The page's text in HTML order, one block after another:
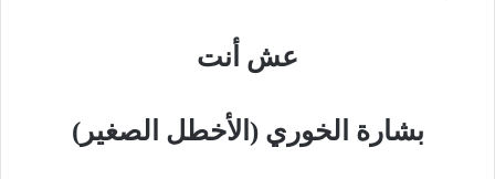
عش أنت
بشارة الخوري (الأخطل الصغير)